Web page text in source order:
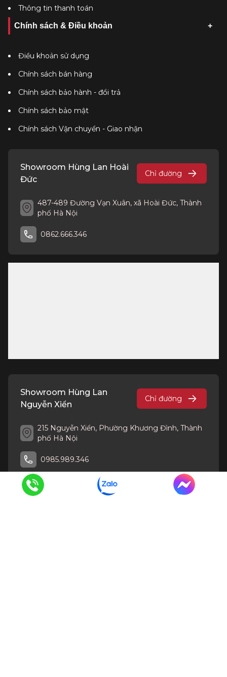
Thông tin thanh toán
Chính sách & Điều khoản
Điều khoản sử dụng
Chính sách bán hàng
Chính sách bảo hành - đổi trả
Chính sách bảo mật
Chính sách Vận chuyển - Giao nhận
Showroom Hùng Lan Hoài
Đức
Chỉ đường
487-489 Đường Vạn Xuân, xã Hoài Đức, Thành
phố Hà Nội
0862.666.346
Showroom Hùng Lan
Nguyễn Xiển
Chỉ đường
215 Nguyễn Xiển, Phường Khương Đình, Thành
phố Hà Nội
0985.989.346